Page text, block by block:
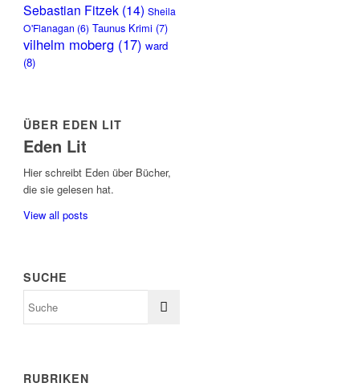
Sebastian Fitzek (14) Sheila
O'Flanagan (6) Taunus Krimi (7)
vilhelm moberg (17) ward
(8)
ÜBER EDEN LIT
Eden Lit
Hier schreibt Eden über Bücher,
die sie gelesen hat.
View all posts
SUCHE
RUBRIKEN